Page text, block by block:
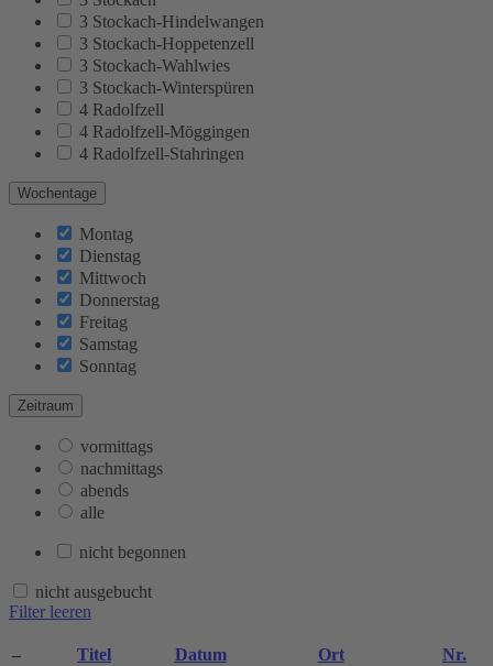
3 Stockach-Hindelwangen
3 Stockach-Hoppetenzell
3 Stockach-Wahlwies
3 Stockach-Winterspüren
4 Radolfzell
4 Radolfzell-Möggingen
4 Radolfzell-Stahringen
Wochentage
Montag
Dienstag
Mittwoch
Donnerstag
Freitag
Samstag
Sonntag
Zeitraum
vormittags
nachmittags
abends
alle
nicht begonnen
nicht ausgebucht
Filter leeren
– Titel Datum Ort
Nr.